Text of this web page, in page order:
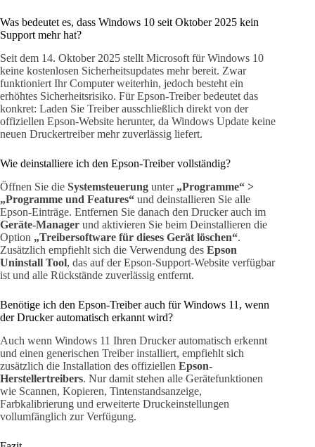
Was bedeutet es, dass Windows 10 seit Oktober 2025 kein
Support mehr hat?
Seit dem 14. Oktober 2025 stellt Microsoft für Windows 10
keine kostenlosen Sicherheitsupdates mehr bereit. Zwar
funktioniert Ihr Computer weiterhin, jedoch besteht ein
erhöhtes Sicherheitsrisiko. Für Epson-Treiber bedeutet das
konkret: Laden Sie Treiber ausschließlich direkt von der
offiziellen Epson-Website herunter, da Windows Update keine
neuen Druckertreiber mehr zuverlässig liefert.
Wie deinstalliere ich den Epson-Treiber vollständig?
Öffnen Sie die Systemsteuerung unter „Programme“ >
„Programme und Features“ und deinstallieren Sie alle
Epson-Einträge. Entfernen Sie danach den Drucker auch im
Geräte-Manager und aktivieren Sie beim Deinstallieren die
Option „Treibersoftware für dieses Gerät löschen“.
Zusätzlich empfiehlt sich die Verwendung des Epson
Uninstall Tool, das auf der Epson-Support-Website verfügbar
ist und alle Rückstände zuverlässig entfernt.
Benötige ich den Epson-Treiber auch für Windows 11, wenn
der Drucker automatisch erkannt wird?
Auch wenn Windows 11 Ihren Drucker automatisch erkennt
und einen generischen Treiber installiert, empfiehlt sich
zusätzlich die Installation des offiziellen Epson-
Herstellertreibers. Nur damit stehen alle Gerätefunktionen
wie Scannen, Kopieren, Tintenstandsanzeige,
Farbkalibrierung und erweiterte Druckeinstellungen
vollumfänglich zur Verfügung.